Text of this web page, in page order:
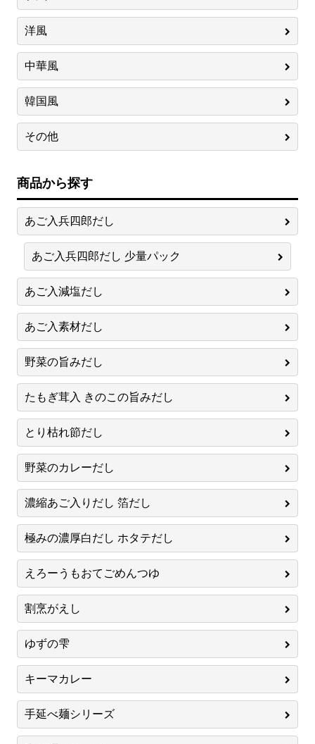
洋風
中華風
韓国風
その他
商品から探す
あご入兵四郎だし
あご入兵四郎だし 少量パック
あご入減塩だし
あご入素材だし
野菜の旨みだし
たもぎ茸入 きのこの旨みだし
とり枯れ節だし
野菜のカレーだし
濃縮あご入りだし 箔だし
極みの濃厚白だし ホタテだし
えろーうもおてごめんつゆ
割烹がえし
ゆずの雫
キーマカレー
手延べ麺シリーズ